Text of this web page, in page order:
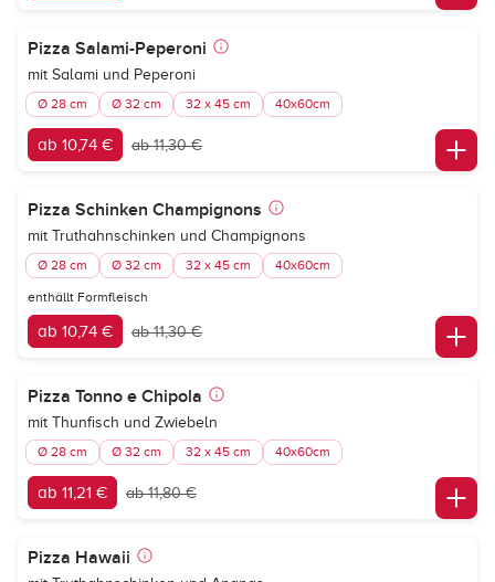
Pizza Salami-Peperoni
mit Salami und Peperoni
Ø 28 cm Ø 32 cm 32 x 45 cm 40x60cm
ab 10,74 € ab 11,30 €
Pizza Schinken Champignons
mit Truthahnschinken und Champignons
Ø 28 cm Ø 32 cm 32 x 45 cm 40x60cm
enthällt Formfleisch
ab 10,74 € ab 11,30 €
Pizza Tonno e Chipola
mit Thunfisch und Zwiebeln
Ø 28 cm Ø 32 cm 32 x 45 cm 40x60cm
ab 11,21 € ab 11,80 €
Pizza Hawaii